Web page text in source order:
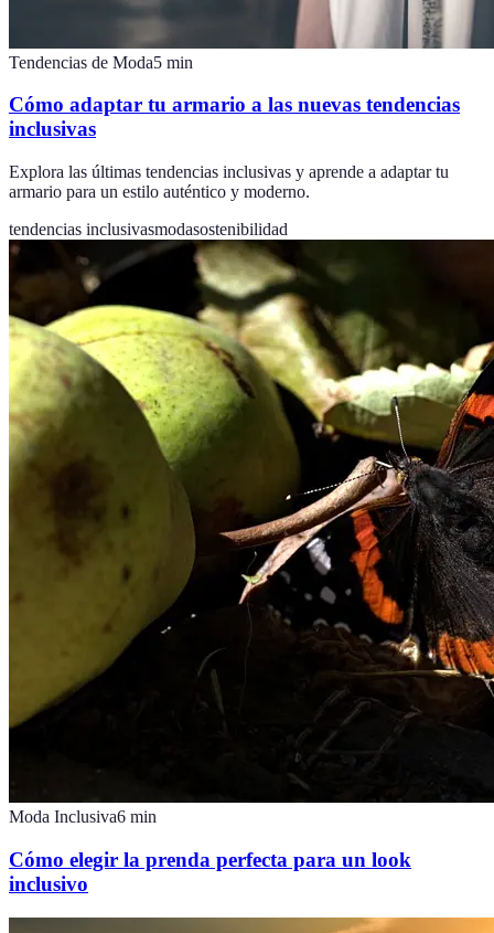
Tendencias de Moda5 min
Cómo adaptar tu armario a las nuevas tendencias
inclusivas
Explora las últimas tendencias inclusivas y aprende a adaptar tu
armario para un estilo auténtico y moderno.
tendencias inclusivasmodasostenibilidad
Moda Inclusiva6 min
Cómo elegir la prenda perfecta para un look
inclusivo